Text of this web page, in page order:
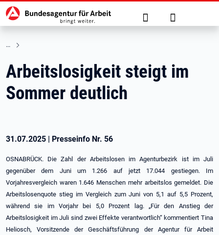
zu den Hauptinhalten springen
Hauptnavigation Suche Anmelden
Arbeitslosigkeit steigt im
Sommer deutlich
31.07.2025 | Presseinfo Nr. 56
OSNABRÜCK. Die Zahl der Arbeitslosen im Agenturbezirk ist im Juli
gegenüber dem Juni um 1.266 auf jetzt 17.044 gestiegen. Im
Vorjahresvergleich waren 1.646 Menschen mehr arbeitslos gemeldet. Die
Arbeitslosenquote stieg im Vergleich zum Juni von 5,1 auf 5,5 Prozent,
während sie im Vorjahr bei 5,0 Prozent lag. „Für den Anstieg der
Arbeitslosigkeit im Juli sind zwei Effekte verantwortlich“ kommentiert Tina
Heliosch, Vorsitzende der Geschäftsführung der Agentur für Arbeit